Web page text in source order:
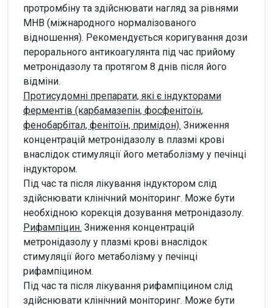
протромбіну та здійснювати нагляд за рівнями
МНВ (міжнародного нормалізованого
відношення). Рекомендується коригування дози
перорального антикоагулянта під час прийому
метронідазолу та протягом 8 днів після його
відміни.
Протисудомні препарати, які є індукторами
ферментів (карбамазепін, фосфенітоїн,
фенобарбітал, фенітоїн, примідон). Зниження
концентрацій метронідазолу в плазмі крові
внаслідок стимуляції його метаболізму у печінці
індуктором.
Під час та після лікування індуктором слід
здійснювати клінічний моніторинг. Може бути
необхідною корекція дозування метронідазолу.
Рифампіцин. Зниження концентрацій
метронідазолу у плазмі крові внаслідок
стимуляції його метаболізму у печінці
рифампіцином.
Під час та після лікування рифампіцином слід
здійснювати клінічний моніторинг. Може бути